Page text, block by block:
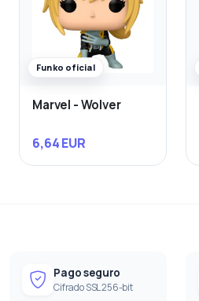
Funko oficial
Marvel - Wolver
6,64 EUR
Pago seguro
Cifrado SSL 256-bit